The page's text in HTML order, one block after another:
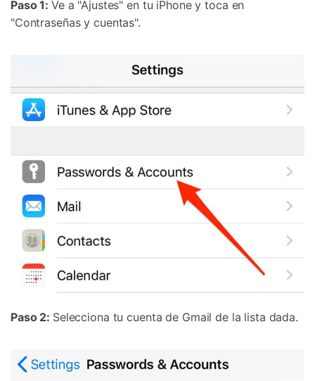
Paso 1: Ve a "Ajustes" en tu iPhone y toca en
"Contraseñas y cuentas".
Paso 2: Selecciona tu cuenta de Gmail de la lista dada.